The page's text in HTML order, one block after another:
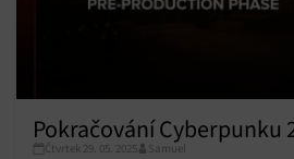
Pokračování Cyberpunku
Čtvrtek 29. 05. 2025 Samuel